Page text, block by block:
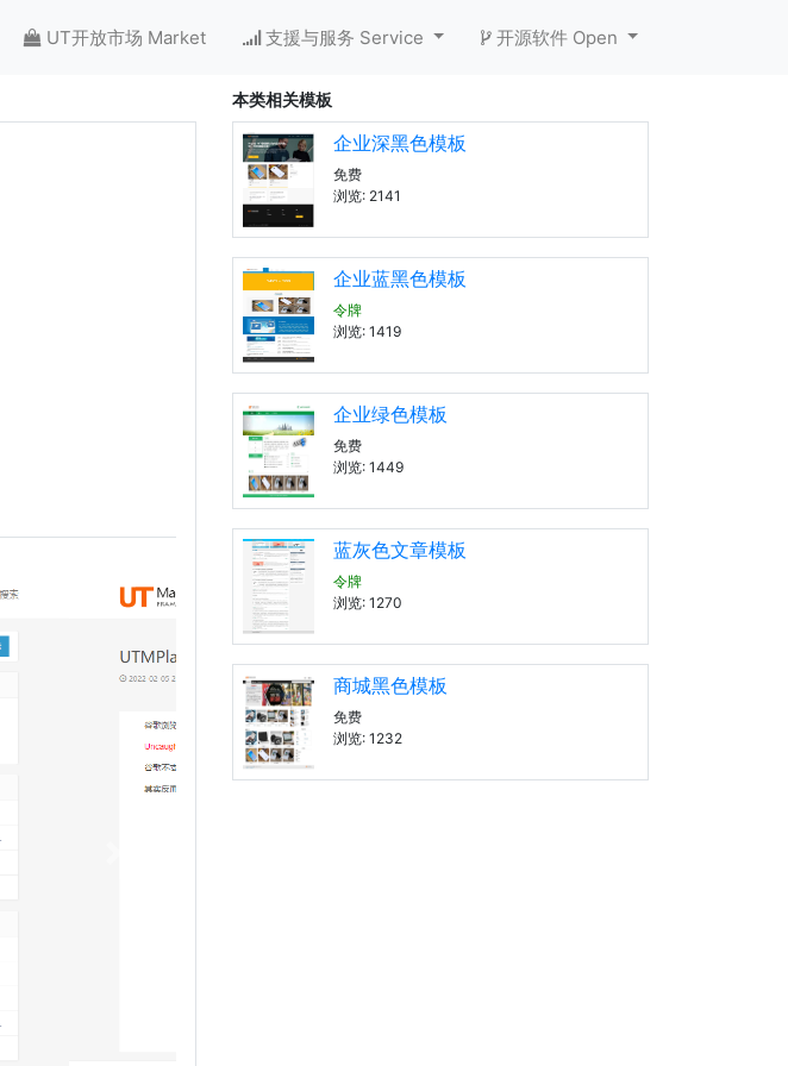
UT开放市场 Market 支援与服务 Service 开源软件 Open
本类相关模板
企业深黑色模板
免费
浏览: 2141
企业蓝黑色模板
令牌
浏览: 1419
企业绿色模板
免费
浏览: 1449
蓝灰色文章模板
令牌
浏览: 1270
商城黑色模板
免费
浏览: 1232